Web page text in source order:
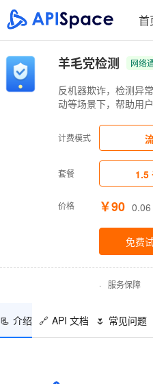
首
羊毛党检测 网络
反机器欺诈，检测异
动等场景下，帮助用
计费模式
套餐 1.5
价格 ￥90 0.06
免费
· 服务保障
📃 介绍 🔗 API 文档 🌷 常见问题